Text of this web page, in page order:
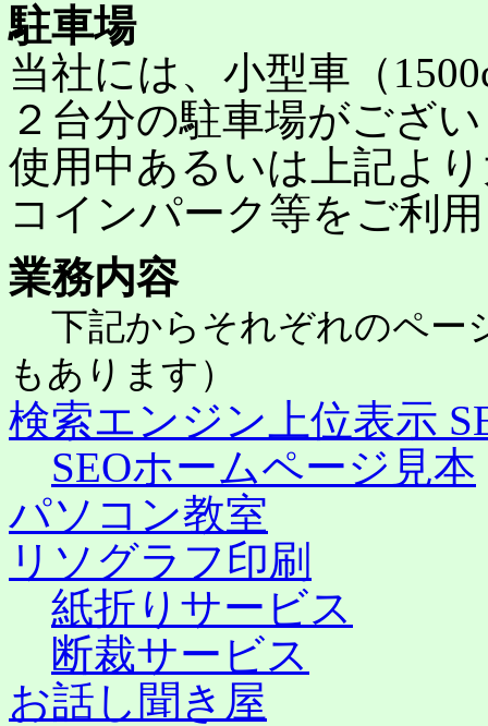
駐車場
当社には、小型車（
２台分の駐車場がござ
使用中あるいは上記よ
コインパーク等をご利
業務内容
下記からそれぞれのペー
もあります）
検索エンジン上位表示
SEOホームページ見本
パソコン教室
リソグラフ印刷
紙折りサービス
断裁サービス
お話し聞き屋